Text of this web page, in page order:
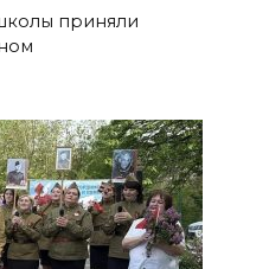
приняли